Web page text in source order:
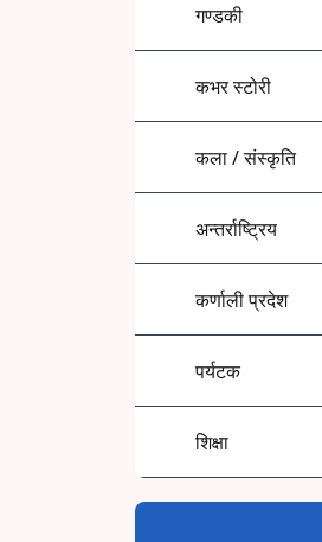
गण्डकी
कभर स्टोरी
कला / संस्कृति
अन्तर्राष्ट्रिय
कर्णाली प्रदेश
पर्यटक
शिक्षा